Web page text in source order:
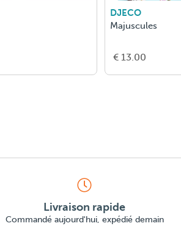
DJECO
Majuscules
€ 13.00
Livraison rapide
Commandé aujourd'hui, expédié demain